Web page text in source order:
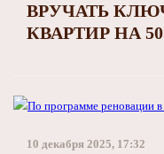
ВРУЧАТЬ
КВАРТИР НА
10 декабря 2025, 17:32